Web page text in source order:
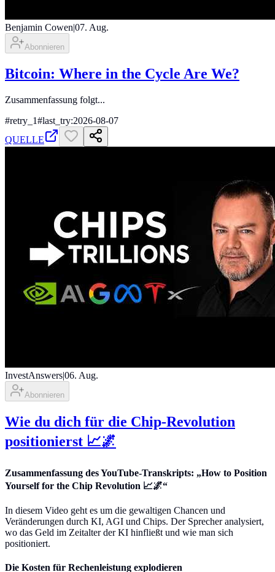
Benjamin Cowen|07. Aug.
Abonnieren
Bitcoin: Where in the Cycle Are We?
Zusammenfassung folgt...
#retry_1#last_try:2026-08-07
QUELLE
InvestAnswers|06. Aug.
Abonnieren
Wie du dich für die Chip-Revolution
positionierst 📈🌌
Zusammenfassung des YouTube-Transkripts: „How to Position
Yourself for the Chip Revolution 📈🌌“
In diesem Video geht es um die gewaltigen Chancen und
Veränderungen durch KI, AGI und Chips. Der Sprecher analysiert,
wo das Geld im Zeitalter der KI hinfließt und wie man sich
positioniert.
Die Kosten für Rechenleistung explodieren